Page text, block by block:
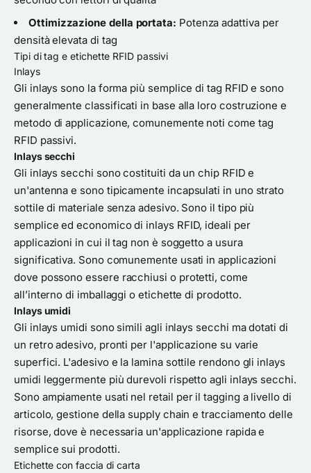
Ottimizzazione della portata: Potenza adattiva per
densità elevata di tag
Tipi di tag e etichette RFID passivi
Inlays
Gli inlays sono la forma più semplice di tag RFID e sono
generalmente classificati in base alla loro costruzione e
metodo di applicazione, comunemente noti come tag
RFID passivi.
Inlays secchi
Gli inlays secchi sono costituiti da un chip RFID e
un'antenna e sono tipicamente incapsulati in uno strato
sottile di materiale senza adesivo. Sono il tipo più
semplice ed economico di inlays RFID, ideali per
applicazioni in cui il tag non è soggetto a usura
significativa. Sono comunemente usati in applicazioni
dove possono essere racchiusi o protetti, come
all’interno di imballaggi o etichette di prodotto.
Inlays umidi
Gli inlays umidi sono simili agli inlays secchi ma dotati di
un retro adesivo, pronti per l'applicazione su varie
superfici. L'adesivo e la lamina sottile rendono gli inlays
umidi leggermente più durevoli rispetto agli inlays secchi.
Sono ampiamente usati nel retail per il tagging a livello di
articolo, gestione della supply chain e tracciamento delle
risorse, dove è necessaria un'applicazione rapida e
semplice sui prodotti.
Etichette con faccia di carta